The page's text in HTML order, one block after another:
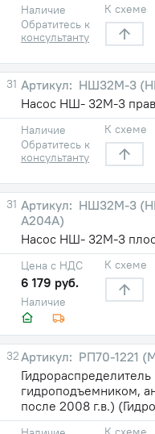
Наличие
Обратитесь к
консультанту
К схеме
31
НШ32М-3
Насос НШ- 32М-3
Наличие
Обратитесь к
консультанту
К схеме
31
НШ32М-3
A204A)
Насос НШ- 32М-3
Наличие
Цена с НДС
6 179 руб.
К схеме
32
РП70-1221
гидроподъемником,
после 2008 г.в.)